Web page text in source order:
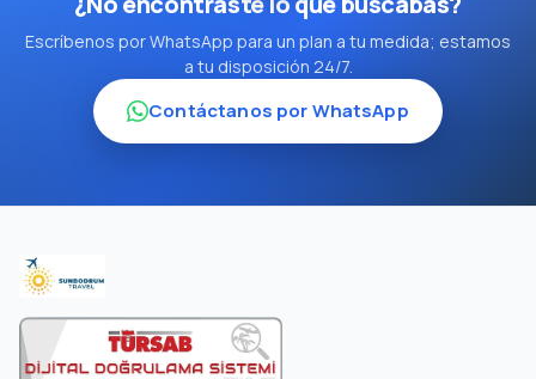
Escríbenos por WhatsApp para un plan a tu medida; estamos
a tu disposición 24/7.
Contáctanos por WhatsApp